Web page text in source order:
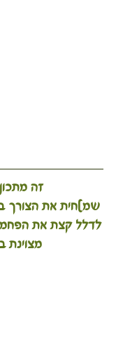
זה
שמ]חית את הצורך
לדלל קצת את
מצוינת